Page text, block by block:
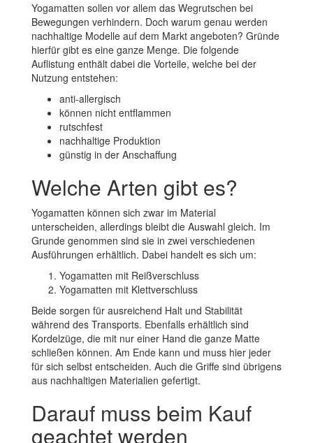
Yogamatten sollen vor allem das Wegrutschen bei
Bewegungen verhindern. Doch warum genau werden
nachhaltige Modelle auf dem Markt angeboten? Gründe
hierfür gibt es eine ganze Menge. Die folgende
Auflistung enthält dabei die Vorteile, welche bei der
Nutzung entstehen:
anti-allergisch
können nicht entflammen
rutschfest
nachhaltige Produktion
günstig in der Anschaffung
Welche Arten gibt es?
Yogamatten können sich zwar im Material
unterscheiden, allerdings bleibt die Auswahl gleich. Im
Grunde genommen sind sie in zwei verschiedenen
Ausführungen erhältlich. Dabei handelt es sich um:
Yogamatten mit Reißverschluss
Yogamatten mit Klettverschluss
Beide sorgen für ausreichend Halt und Stabilität
während des Transports. Ebenfalls erhältlich sind
Kordelzüge, die mit nur einer Hand die ganze Matte
schließen können. Am Ende kann und muss hier jeder
für sich selbst entscheiden. Auch die Griffe sind übrigens
aus nachhaltigen Materialien gefertigt.
Darauf muss beim Kauf
geachtet werden